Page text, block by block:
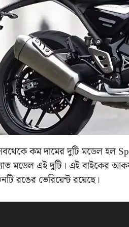
কম দামের দুটি মডেল হল
মডেল এই দুটি। এই বাইকের
রঙের ভেরিয়েন্ট রয়েছে।